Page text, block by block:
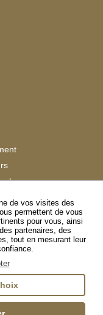
LinkedIn
de vos visites des
permettent de vous
pour vous, ainsi
partenaires, des
tout en mesurant leur